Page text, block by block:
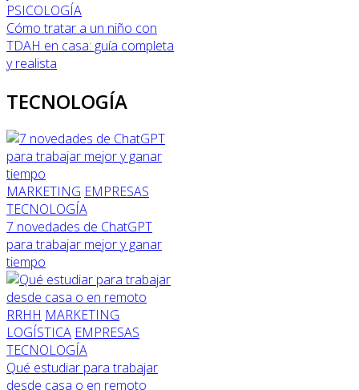
PSICOLOGÍA
Cómo tratar a un niño con
TDAH en casa: guía completa
y realista
TECNOLOGÍA
MARKETING EMPRESAS
TECNOLOGÍA
7 novedades de ChatGPT
para trabajar mejor y ganar
tiempo
RRHH MARKETING
LOGÍSTICA EMPRESAS
TECNOLOGÍA
Qué estudiar para trabajar
desde casa o en remoto